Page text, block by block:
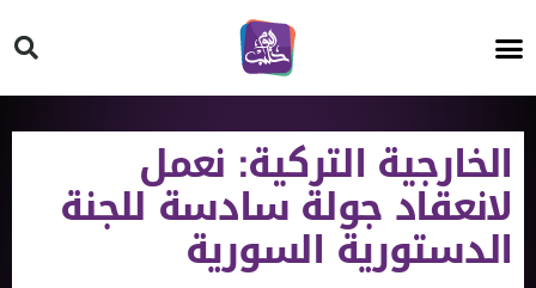
الخارجية التركية: نعمل
لانعقاد جولة سادسة للجنة
الدستورية السورية